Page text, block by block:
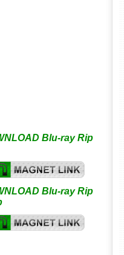
Blu-ray Rip
Blu-ray Rip